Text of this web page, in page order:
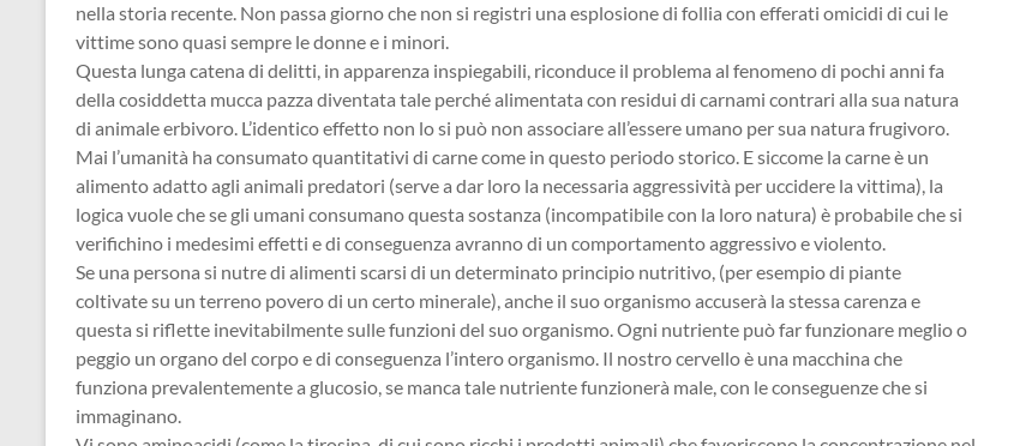
nella storia recente. Non passa giorno che non si registri una esplosione di follia con efferati omicidi di cui le
vittime sono quasi sempre le donne e i minori.
Questa lunga catena di delitti, in apparenza inspiegabili, riconduce il problema al fenomeno di pochi anni fa
della cosiddetta mucca pazza diventata tale perché alimentata con residui di carnami contrari alla sua natura
di animale erbivoro. L’identico effetto non lo si può non associare all’essere umano per sua natura frugivoro.
Mai l’umanità ha consumato quantitativi di carne come in questo periodo storico. E siccome la carne è un
alimento adatto agli animali predatori (serve a dar loro la necessaria aggressività per uccidere la vittima), la
logica vuole che se gli umani consumano questa sostanza (incompatibile con la loro natura) è probabile che si
verifichino i medesimi effetti e di conseguenza avranno di un comportamento aggressivo e violento.
Se una persona si nutre di alimenti scarsi di un determinato principio nutritivo, (per esempio di piante
coltivate su un terreno povero di un certo minerale), anche il suo organismo accuserà la stessa carenza e
questa si riflette inevitabilmente sulle funzioni del suo organismo. Ogni nutriente può far funzionare meglio o
peggio un organo del corpo e di conseguenza l’intero organismo. Il nostro cervello è una macchina che
funziona prevalentemente a glucosio, se manca tale nutriente funzionerà male, con le conseguenze che si
immaginano.